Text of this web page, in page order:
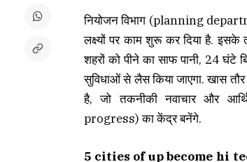
नियोजन विभाग (planning
लक्ष्यों पर काम शुरू कर दिया है. इसके
शहरों को पीने का साफ पानी, 24 घंटे
सुविधाओं से लैस किया जाएगा. खास
है, जो तकनीकी नवाचार और
progress)का केंद्र बनेंगे.
5 cities of up become hi